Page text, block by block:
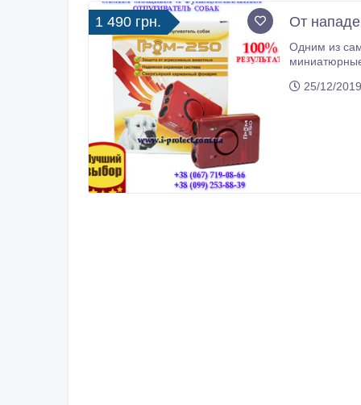
1 490 грн. От
Одним из
25/12/